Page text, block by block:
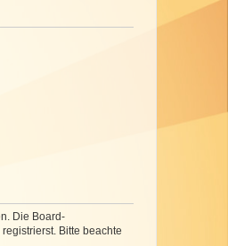
Die Board-
Bitte beachte